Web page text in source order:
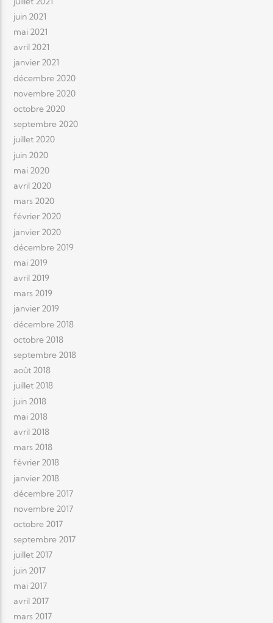
juin 2021
mai 2021
avril 2021
janvier 2021
décembre 2020
novembre 2020
octobre 2020
septembre 2020
juillet 2020
juin 2020
mai 2020
avril 2020
mars 2020
février 2020
janvier 2020
décembre 2019
mai 2019
avril 2019
mars 2019
janvier 2019
décembre 2018
octobre 2018
septembre 2018
août 2018
juillet 2018
juin 2018
mai 2018
avril 2018
mars 2018
février 2018
janvier 2018
décembre 2017
novembre 2017
octobre 2017
septembre 2017
juillet 2017
juin 2017
mai 2017
avril 2017
mars 2017